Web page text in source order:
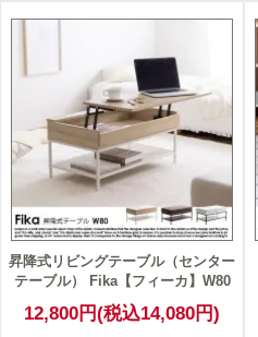
昇降式リビングテーブル（センター
テーブル） Fika【フィーカ】W80
12,800円(税込14,080円)